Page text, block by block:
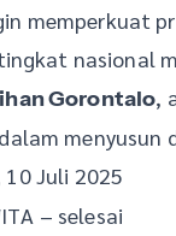
memperkuat
nasional
Gorontalo
menyusun
10 Juli 2025
– selesai